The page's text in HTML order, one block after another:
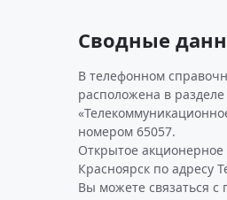
Сводные
В телефонном
расположена в
номером 65057.
Открытое
Красноярск по адресу
Вы можете связаться с